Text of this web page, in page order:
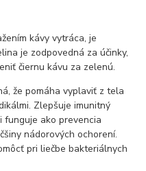
kávy vytráca, je
je zodpovedná za účinky,
čiernu kávu za zelenú.
že pomáha vyplaviť z tela
Zlepšuje imunitný
funguje ako prevencia
nádorových ochorení.
pri liečbe bakteriálnych